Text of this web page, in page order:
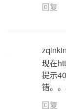
回复
现在
提示
错。
回复